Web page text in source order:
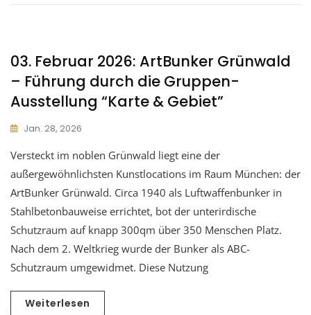
03. Februar 2026: ArtBunker Grünwald
– Führung durch die Gruppen-
Ausstellung “Karte & Gebiet”
Jan. 28, 2026
Versteckt im noblen Grünwald liegt eine der
außergewöhnlichsten Kunstlocations im Raum München: der
ArtBunker Grünwald. Circa 1940 als Luftwaffenbunker in
Stahlbetonbauweise errichtet, bot der unterirdische
Schutzraum auf knapp 300qm über 350 Menschen Platz.
Nach dem 2. Weltkrieg wurde der Bunker als ABC-
Schutzraum umgewidmet. Diese Nutzung
Weiterlesen